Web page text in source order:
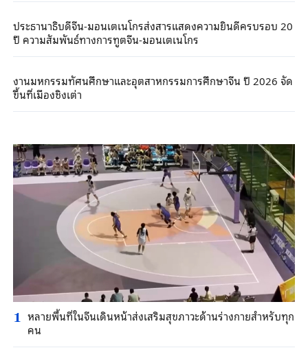
ประธานาธิบดีจีน-มอนเตเนโกรส่งสารแสดงความยินดีครบรอบ 20
ปี ความสัมพันธ์ทางการทูตจีน-มอนเตเนโกร
งานมหกรรมทัศนศึกษาและอุตสาหกรรมการศึกษาจีน ปี 2026 จัด
ขึ้นที่เมืองชิงเต่า
1 หลายพื้นที่ในจีนเดินหน้าส่งเสริมสุขภาวะด้านร่างกายสำหรับทุก
คน